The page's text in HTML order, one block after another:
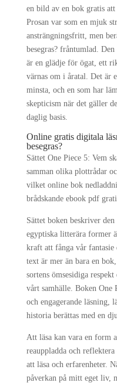
en bild av en bok gratis
Prosan var som en mjuk
ansträngningsfritt, men
besegras? fråntumlad.
är en glädje för ögat, ett
värnas om i åratal. Det är
minsta, och en som har
skepticism när det gäller
daglig basis.
Online gratis digitala
besegras?
Sättet One Piece 5: Vem
samman olika plottrådar
vilket online bok
brådskande ebook pdf
Sättet boken beskriver
egyptiska litterära former
kraft att fånga vår
text är mer än bara en
sortens ömsesidiga
vårt samhälle. Boken One
och engagerande läsning,
historia berättas med en
Att läsa kan vara en form
reauppladda och
att läsa och erfarenheter.
påverkan på mitt eget liv,